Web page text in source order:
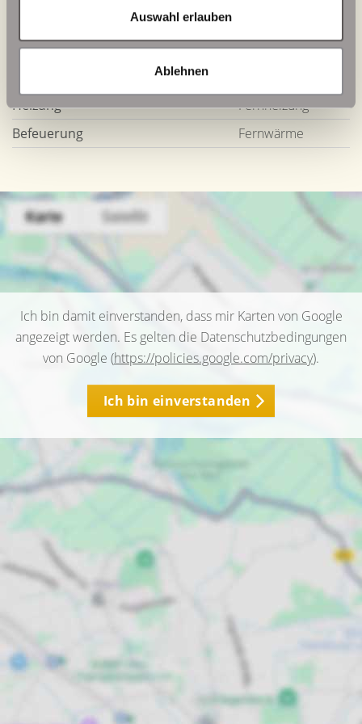
Auswahl erlauben
Ablehnen
Energieverbrauch für Warmwasser
Energieausweis Werteklasse
B
Energieausweis Baujahr
Heizung
Fernheizung
Befeuerung
Fernwärme
Ich bin damit einverstanden, dass mir Karten von Google
angezeigt werden. Es gelten die Datenschutzbedingungen
von Google (https://policies.google.com/privacy).
Ich bin einverstanden